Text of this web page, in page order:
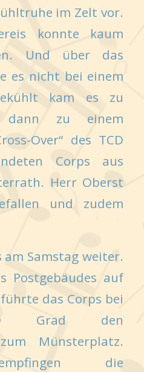
im Zelt vor.
konnte kaum
Und über das
es nicht bei einem
kam es zu
dann zu einem
Over“ des TCD
Corps aus
Herr Oberst
und zudem
Samstag weiter.
Postgebäudes auf
das Corps bei
Grad den
Münsterplatz.
die